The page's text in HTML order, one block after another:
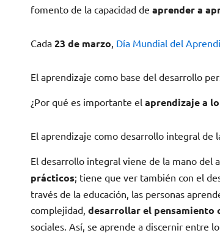
fomento de la capacidad deaprender a
Cada23 de marzo Día Mundial del
El aprendizaje como base del desarrollo
¿Por qué es importante elaprendizaje a
El aprendizaje como desarrollo integral de
El desarrollo integral viene de la mano del
prácticos; tiene que ver también con el
través de la educación, las personas
complejidad,desarrollar el pensamiento
sociales. Así, se aprende a discernir entre